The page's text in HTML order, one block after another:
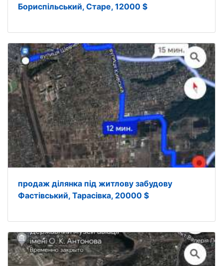
Бориспільський, Старе, 12000 $
продаж ділянка під житлову забудову
Фастівський, Тарасівка, 20000 $